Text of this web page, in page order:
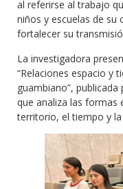
al referirse al trabajo
niños y escuelas de su
fortalecer su
La investigadora
“Relaciones espacio y
guambiano”, publicada
que analiza las formas
territorio, el tiempo y